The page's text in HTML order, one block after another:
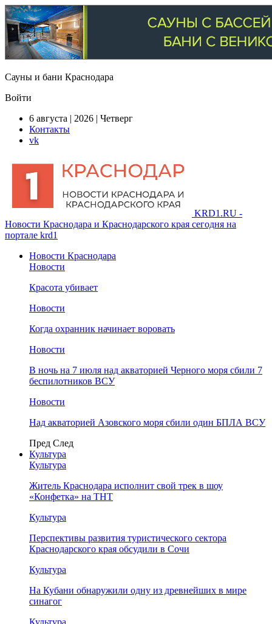
Сауны и бани Краснодара
Войти
6 августа | 2026 | Четверг
Контакты
vk
KRD1.RU -
Новости Краснодара и Краснодарского края сегодня на
портале krd1
Новости Краснодара
Новости
Красота убивает
Новости
Когда охранник начинает воровать
Новости
В ночь на 7 июля над акваторией Черного моря сбили 7
беспилотников ВСУ
Новости
Над акваторией Азовского моря сбили один БПЛА ВСУ
Пред След
Культура
Культура
Житель Краснодара исполнит свой трек в шоу
«Конфетка» на ТНТ
Культура
Перспективы развития туристического сектора
Краснодарского края обсудили в Сочи
Культура
На Кубани обнаружили одну из древнейших в мире
синагог
Культура